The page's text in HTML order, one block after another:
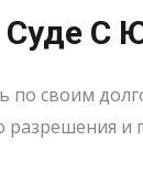
С
своим